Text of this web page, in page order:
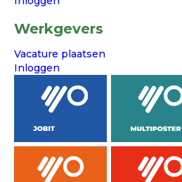
Werkgevers
Vacature plaatsen
Inloggen